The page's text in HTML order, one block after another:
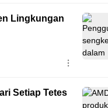
Lingkungan
Setiap Tetes